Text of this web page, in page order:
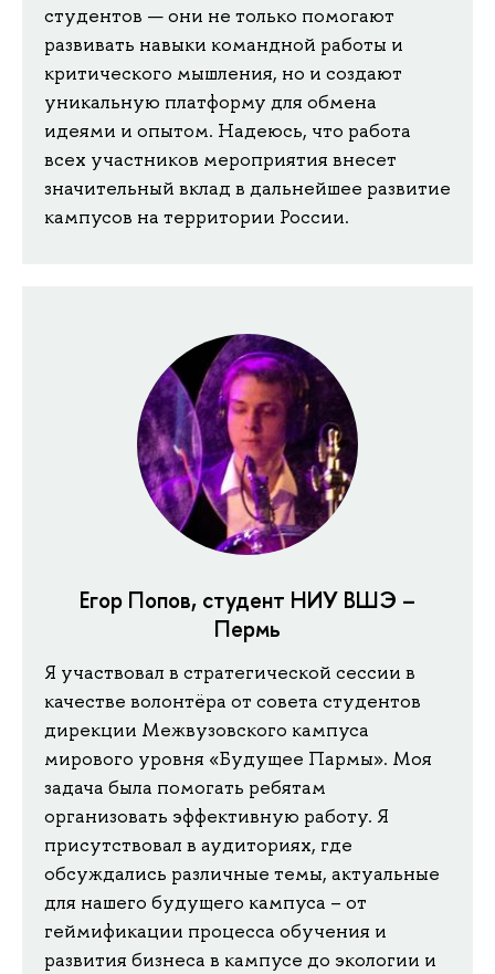
студентов — они не только помогают
развивать навыки командной работы и
критического мышления, но и создают
уникальную платформу для обмена
идеями и опытом. Надеюсь, что работа
всех участников мероприятия внесет
значительный вклад в дальнейшее развитие
кампусов на территории России.
Егор Попов, студент НИУ ВШЭ –
Пермь
Я участвовал в стратегической сессии в
качестве волонтёра от совета студентов
дирекции Межвузовского кампуса
мирового уровня «Будущее Пармы». Моя
задача была помогать ребятам
организовать эффективную работу. Я
присутствовал в аудиториях, где
обсуждались различные темы, актуальные
для нашего будущего кампуса – от
геймификации процесса обучения и
развития бизнеса в кампусе до экологии и